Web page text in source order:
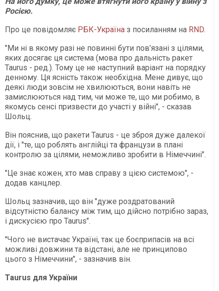
Росією.
Про це повідомляє РБК-Україна з посиланням на RND.
"Ми ні в якому разі не повинні бути пов’язані з цілями,
яких досягає ця система (мова про дальність ракет
Taurus - ред.). Тому це не наступний варіант на порядку
денному. Ця ясність також необхідна. Мене дивує, що
деякі люди зовсім не хвилюються, вони навіть не
замислюються над тим, чи може те, що ми робимо, в
якомусь сенсі призвести до участі у війні", - сказав
Шольц.
Він пояснив, що ракети Taurus - це зброя дуже далекої
дії, і "те, що роблять англійці та французи в плані
контролю за цілями, неможливо зробити в Німеччині".
"Це знає кожен, хто мав справу з цією системою", -
додав канцлер.
Шольц зазначив, що він "дуже роздратований
відсутністю балансу між тим, що дійсно потрібно зараз,
і дискусією про Taurus".
"Чого не вистачає Україні, так це боєприпасів на всі
можливі довжини та відстані, але не принципово
цього з Німеччини", - зазначив він.
Taurus для України